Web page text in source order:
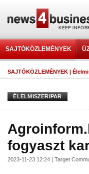
SAJTÓKÖZLEMÉNYEK
SAJTÓKÖZLEMÉNYEK |
ÉLELMISZERIPAR
fogyaszt
2023-11-23 12:24 | Target